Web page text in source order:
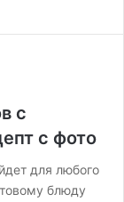
с
с фото
для любого
блюду